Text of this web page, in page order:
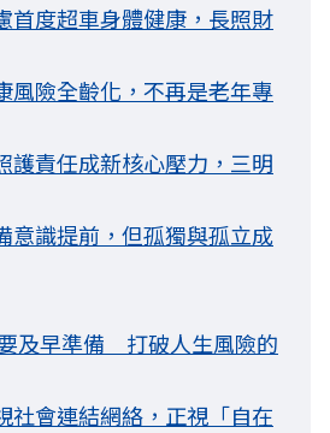
首度超車身體健康，長照財
風險全齡化，不再是老年專
護責任成新核心壓力，三明
意識提前，但孤獨與孤立成
及早準備 打破人生風險的
社會連結網絡，正視「自在